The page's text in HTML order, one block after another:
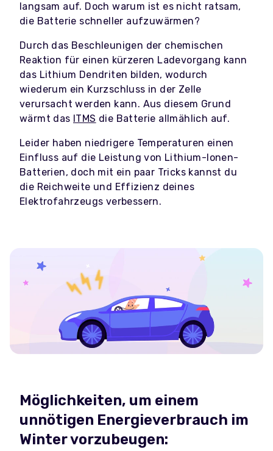
langsam auf. Doch warum ist es nicht ratsam,
die Batterie schneller aufzuwärmen?
Durch das Beschleunigen der chemischen
Reaktion für einen kürzeren Ladevorgang kann
das Lithium Dendriten bilden, wodurch
wiederum ein Kurzschluss in der Zelle
verursacht werden kann. Aus diesem Grund
wärmt das ITMS die Batterie allmählich auf.
Leider haben niedrigere Temperaturen einen
Einfluss auf die Leistung von Lithium-Ionen-
Batterien, doch mit ein paar Tricks kannst du
die Reichweite und Effizienz deines
Elektrofahrzeugs verbessern.
Möglichkeiten, um einem
unnötigen Energieverbrauch im
Winter vorzubeugen: